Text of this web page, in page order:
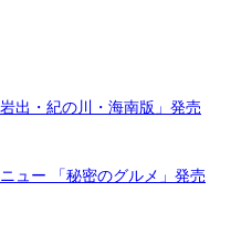
出・紀の川・海南版」発売
ュー 「秘密のグルメ」発売